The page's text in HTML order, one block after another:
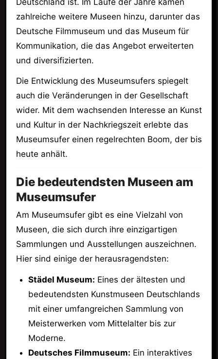
zahlreiche weitere Museen hinzu, darunter das
Deutsche Filmmuseum und das Museum für
Kommunikation, die das Angebot erweiterten
und diversifizierten.
Die Entwicklung des Museumsufers spiegelt
auch die Veränderungen in der Gesellschaft
wider. Mit dem wachsenden Interesse an Kunst
und Kultur in der Nachkriegszeit erlebte das
Museumsufer einen regelrechten Boom, der bis
heute anhält.
Die bedeutendsten Museen am
Museumsufer
Am Museumsufer gibt es eine Vielzahl von
Museen, die sich durch ihre einzigartigen
Sammlungen und Ausstellungen auszeichnen.
Hier sind einige der herausragendsten:
Städel Museum: Eines der ältesten und
bedeutendsten Kunstmuseen Deutschlands
mit einer umfangreichen Sammlung von
Meisterwerken vom Mittelalter bis zur
Moderne.
Deutsches Filmmuseum: Ein interaktives